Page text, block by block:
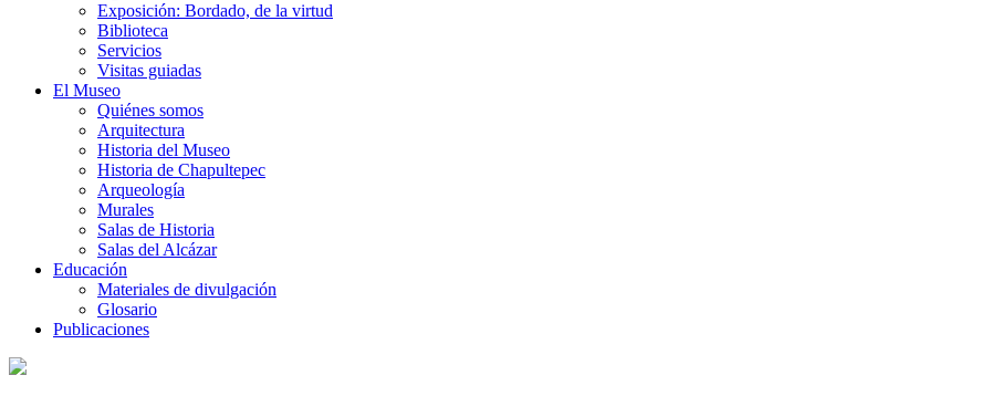
Exposición: Bordado, de la virtud
Biblioteca
Servicios
Visitas guiadas
El Museo
Quiénes somos
Arquitectura
Historia del Museo
Historia de Chapultepec
Arqueología
Murales
Salas de Historia
Salas del Alcázar
Educación
Materiales de divulgación
Glosario
Publicaciones